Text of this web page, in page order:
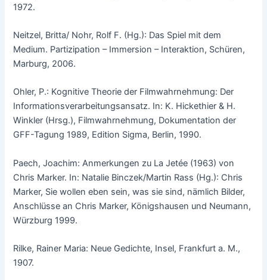
1972.
Neitzel, Britta/ Nohr, Rolf F. (Hg.): Das Spiel mit dem
Medium. Partizipation – Immersion – Interaktion, Schüren,
Marburg, 2006.
Ohler, P.: Kognitive Theorie der Filmwahrnehmung: Der
Informationsverarbeitungsansatz. In: K. Hickethier & H.
Winkler (Hrsg.), Filmwahrnehmung, Dokumentation der
GFF-Tagung 1989, Edition Sigma, Berlin, 1990.
Paech, Joachim: Anmerkungen zu La Jetée (1963) von
Chris Marker. In: Natalie Binczek/Martin Rass (Hg.): Chris
Marker, Sie wollen eben sein, was sie sind, nämlich Bilder,
Anschlüsse an Chris Marker, Königshausen und Neumann,
Würzburg 1999.
Rilke, Rainer Maria: Neue Gedichte, Insel, Frankfurt a. M.,
1907.